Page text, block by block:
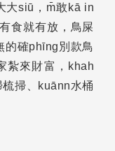
大siū，m̄敢kā in
食就有放，鳥屎
的確phīng別款鳥
紮來財富，khah
掃、kuānn水桶